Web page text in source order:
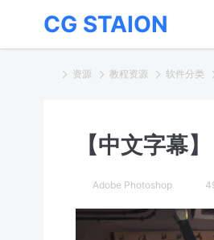
CG STAION
资源 教程资源 软件分类
【中文字幕
Adobe Photoshop